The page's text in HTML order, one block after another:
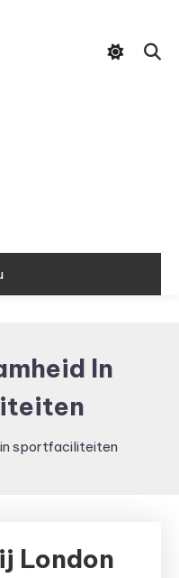
In
sportfaciliteiten
London